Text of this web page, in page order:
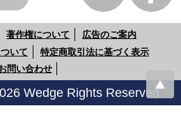
著作権について
広告のご案内
いて
特定商取引法に基づく表示
問い合わせ
Wedge Rights Reserved